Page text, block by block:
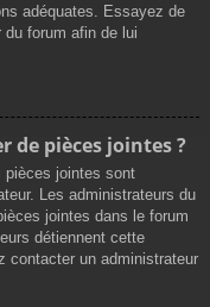
adéquates. Essayez de
forum afin de lui
de pièces jointes ?
pièces jointes sont
Les administrateurs du
jointes dans le forum
détiennent cette
contacter un administrateur